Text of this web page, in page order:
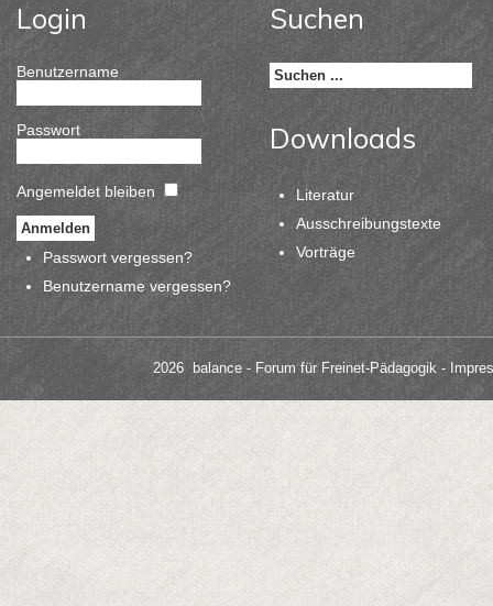
Login
Benutzername
Passwort
Angemeldet bleiben
Passwort vergessen?
Benutzername vergessen?
Suchen
Downloads
Literatur
Ausschreibungstexte
Vorträge
2026 balance - Forum für Freinet-Pädagogik-